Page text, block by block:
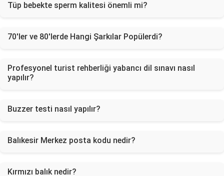
Tüp bebekte sperm kalitesi önemli mi?
70'ler ve 80'lerde Hangi Şarkılar Popülerdi?
Profesyonel turist rehberliği yabancı dil sınavı nasıl
yapılır?
Buzzer testi nasıl yapılır?
Balıkesir Merkez posta kodu nedir?
Kırmızı balık nedir?